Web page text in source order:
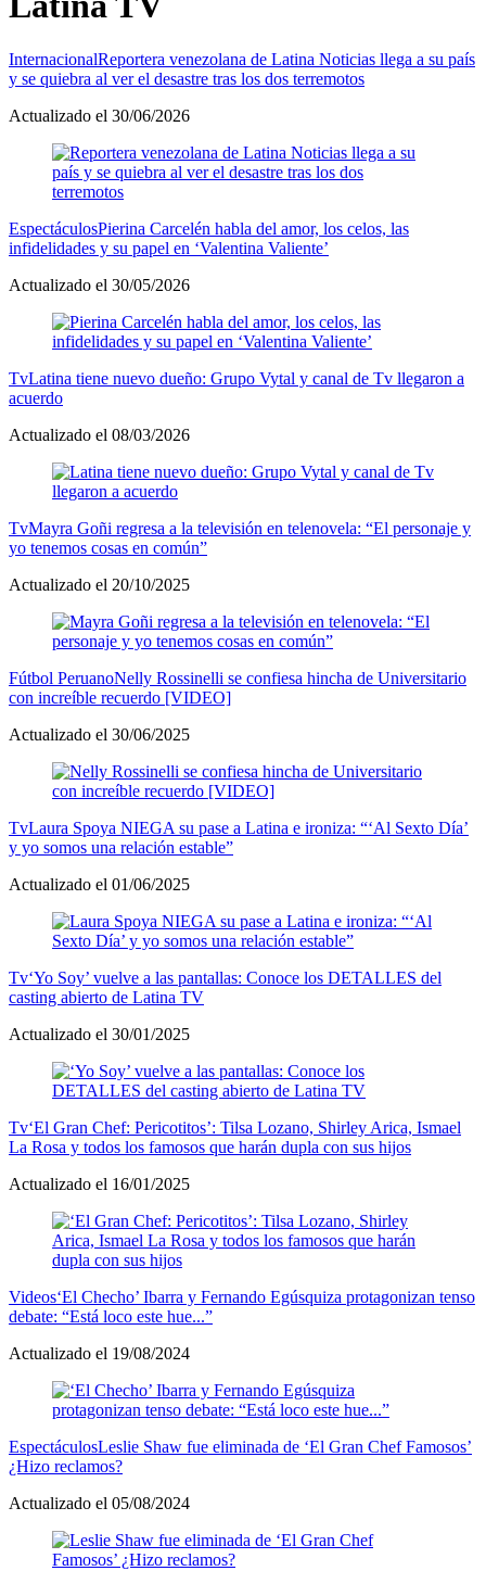
InternacionalReportera venezolana de Latina Noticias llega a su país
y se quiebra al ver el desastre tras los dos terremotos
Actualizado el 30/06/2026
EspectáculosPierina Carcelén habla del amor, los celos, las
infidelidades y su papel en ‘Valentina Valiente’
Actualizado el 30/05/2026
TvLatina tiene nuevo dueño: Grupo Vytal y canal de Tv llegaron a
acuerdo
Actualizado el 08/03/2026
TvMayra Goñi regresa a la televisión en telenovela: “El personaje y
yo tenemos cosas en común”
Actualizado el 20/10/2025
Fútbol PeruanoNelly Rossinelli se confiesa hincha de Universitario
con increíble recuerdo [VIDEO]
Actualizado el 30/06/2025
TvLaura Spoya NIEGA su pase a Latina e ironiza: “‘Al Sexto Día’
y yo somos una relación estable”
Actualizado el 01/06/2025
Tv‘Yo Soy’ vuelve a las pantallas: Conoce los DETALLES del
casting abierto de Latina TV
Actualizado el 30/01/2025
Tv‘El Gran Chef: Pericotitos’: Tilsa Lozano, Shirley Arica, Ismael
La Rosa y todos los famosos que harán dupla con sus hijos
Actualizado el 16/01/2025
Videos‘El Checho’ Ibarra y Fernando Egúsquiza protagonizan tenso
debate: “Está loco este hue...”
Actualizado el 19/08/2024
EspectáculosLeslie Shaw fue eliminada de ‘El Gran Chef Famosos’
¿Hizo reclamos?
Actualizado el 05/08/2024